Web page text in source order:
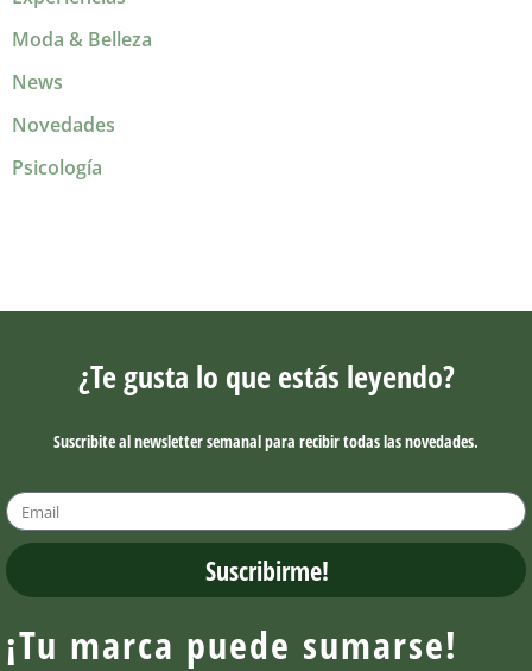
Moda & Belleza
News
Novedades
Psicología
¿Te gusta lo que estás leyendo?
Suscribite al newsletter semanal para recibir todas las novedades.
Suscribirme!
¡Tu marca puede sumarse!